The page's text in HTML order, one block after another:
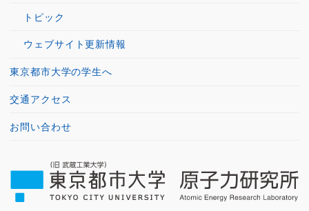
トピック
ウェブサイト更新情報
東京都市大学の学生へ
交通アクセス
お問い合わせ